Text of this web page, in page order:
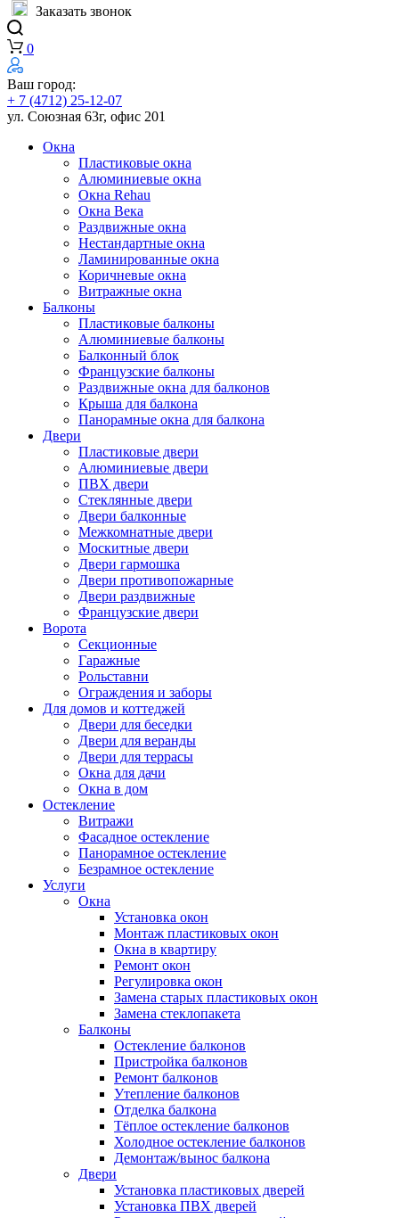
Заказать звонок
0
Ваш город:
+ 7 (4712) 25-12-07
ул. Союзная 63г, офис 201
Окна
Пластиковые окна
Алюминиевые окна
Окна Rehau
Окна Века
Раздвижные окна
Нестандартные окна
Ламинированные окна
Коричневые окна
Витражные окна
Балконы
Пластиковые балконы
Алюминиевые балконы
Балконный блок
Французские балконы
Раздвижные окна для балконов
Крыша для балкона
Панорамные окна для балкона
Двери
Пластиковые двери
Алюминиевые двери
ПВХ двери
Стеклянные двери
Двери балконные
Межкомнатные двери
Москитные двери
Двери гармошка
Двери противопожарные
Двери раздвижные
Французские двери
Ворота
Секционные
Гаражные
Рольставни
Ограждения и заборы
Для домов и коттеджей
Двери для беседки
Двери для веранды
Двери для террасы
Окна для дачи
Окна в дом
Остекление
Витражи
Фасадное остекление
Панорамное остекление
Безрамное остекление
Услуги
Окна
Установка окон
Монтаж пластиковых окон
Окна в квартиру
Ремонт окон
Регулировка окон
Замена старых пластиковых окон
Замена стеклопакета
Балконы
Остекление балконов
Пристройка балконов
Ремонт балконов
Утепление балконов
Отделка балкона
Тёплое остекление балконов
Холодное остекление балконов
Демонтаж/вынос балкона
Двери
Установка пластиковых дверей
Установка ПВХ дверей